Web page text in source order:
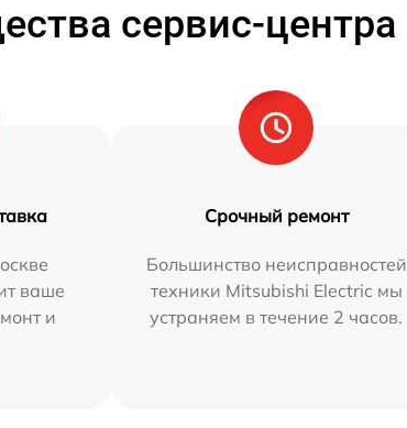
сервис-центра
ваше
и
Срочный ремонт
Большинство неисправностей
техники Mitsubishi Electric мы
устраняем в течение 2 часов.